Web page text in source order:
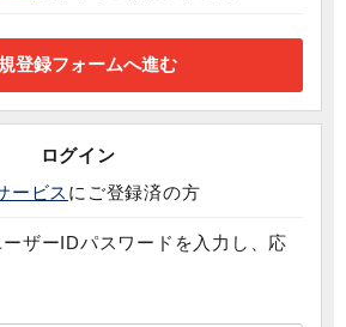
ログイン
ービス にご登録済の方
ザーIDパスワードを入力し、応